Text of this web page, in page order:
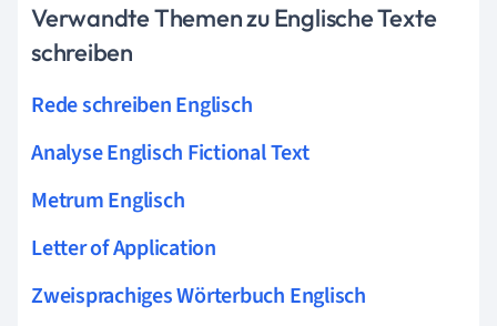
Verwandte Themen zu Englische Texte
schreiben
Rede schreiben Englisch
Analyse Englisch Fictional Text
Metrum Englisch
Letter of Application
Zweisprachiges Wörterbuch Englisch